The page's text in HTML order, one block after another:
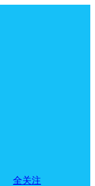
全关注